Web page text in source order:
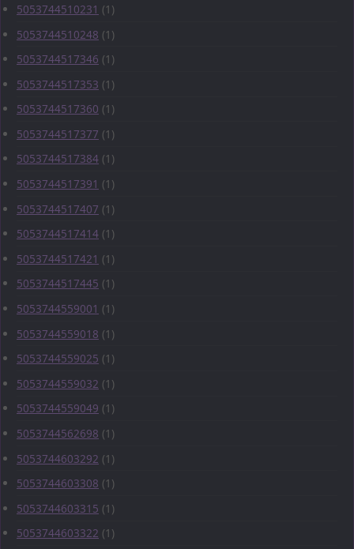
5053744510231 (1)
5053744510248 (1)
5053744517346 (1)
5053744517353 (1)
5053744517360 (1)
5053744517377 (1)
5053744517384 (1)
5053744517391 (1)
5053744517407 (1)
5053744517414 (1)
5053744517421 (1)
5053744517445 (1)
5053744559001 (1)
5053744559018 (1)
5053744559025 (1)
5053744559032 (1)
5053744559049 (1)
5053744562698 (1)
5053744603292 (1)
5053744603308 (1)
5053744603315 (1)
5053744603322 (1)